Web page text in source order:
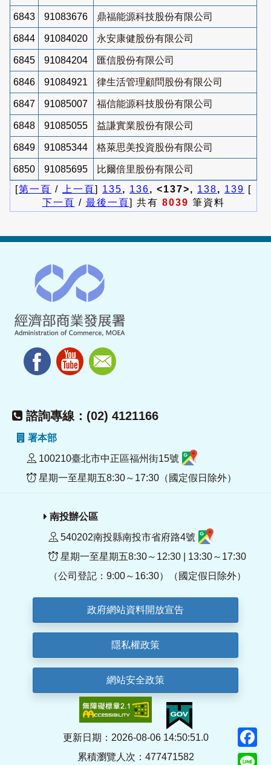
6843 91083676 鼎福能源科技股份有限公司
6844 91084020 永安康健股份有限公司
6845 91084204 匯信股份有限公司
6846 91084921 律生活管理顧問股份有限公司
6847 91085007 福信能源科技股份有限公司
6848 91085055 益謙實業股份有限公司
6849 91085344 格萊思美投資股份有限公司
6850 91085695
比爾倍里股份有限公司
[第一頁 / 上一頁] 135, 136, <137>, 138, 139 [
下一頁 / 最後一頁] 共有 8039 筆資料
諮詢專線：(02) 4121166
署本部
100210臺北市中正區福州街15號
星期一至星期五8:30～17:30（國定假日除外）
南投辦公區
540202南投縣南投市省府路4號
星期一至星期五8:30～12:30 | 13:30～17:30
（公司登記：9:00～16:30）（國定假日除外）
政府網站資料開放宣告
隱私權政策
網站安全政策
更新日期：2026-08-06 14:50:51.0
累積瀏覽人次：477471582